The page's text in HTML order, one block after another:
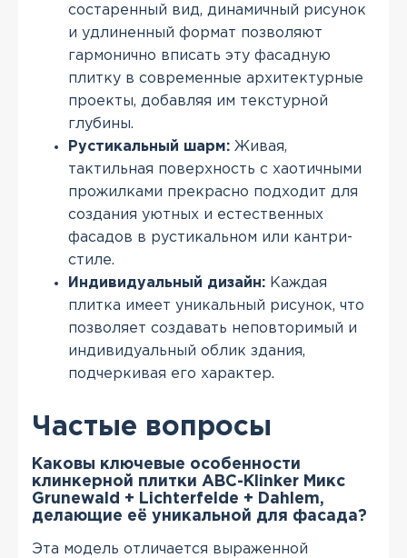
состаренный вид, динамичный рисунок
и удлиненный формат позволяют
гармонично вписать эту фасадную
плитку в современные архитектурные
проекты, добавляя им текстурной
глубины.
Рустикальный шарм: Живая,
тактильная поверхность с хаотичными
прожилками прекрасно подходит для
создания уютных и естественных
фасадов в рустикальном или кантри-
стиле.
Индивидуальный дизайн: Каждая
плитка имеет уникальный рисунок, что
позволяет создавать неповторимый и
индивидуальный облик здания,
подчеркивая его характер.
Частые вопросы
Каковы ключевые особенности
клинкерной плитки АВС-Klinker Микс
Grunewald + Lichterfelde + Dahlem,
делающие её уникальной для фасада?
Эта модель отличается выраженной